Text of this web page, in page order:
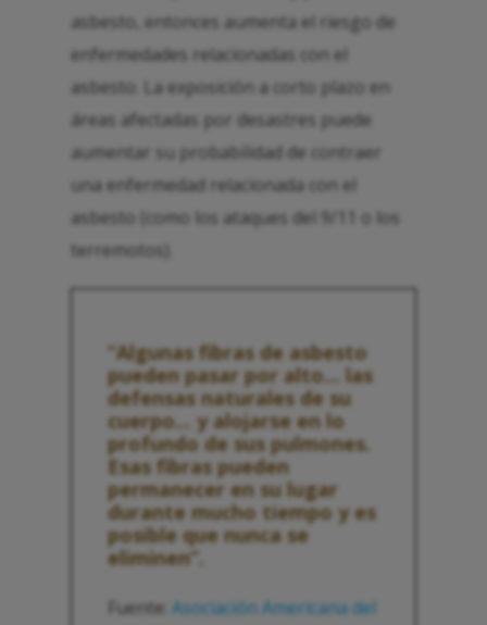
asbesto, entonces aumenta el riesgo de
enfermedades relacionadas con el
asbesto. La exposición a corto plazo en
áreas afectadas por desastres puede
aumentar su probabilidad de contraer
una enfermedad relacionada con el
asbesto (como los ataques del 9/11 o los
terremotos).
“Algunas fibras de asbesto
pueden pasar por alto... las
defensas naturales de su
cuerpo... y alojarse en lo
profundo de sus pulmones.
Esas fibras pueden
permanecer en su lugar
durante mucho tiempo y es
posible que nunca se
eliminen”.
Fuente: Asociación Americana del